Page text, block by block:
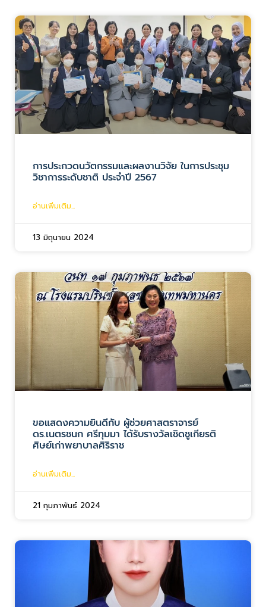
การประกวดนวัตกรรมและผลงานวิจัย ในการประชุม
วิชาการระดับชาติ ประจำปี 2567
อ่านเพิ่มเติม...
13 มิถุนายน 2024
ขอแสดงความยินดีกับ ผู้ช่วยศาสตราจารย์
ดร.เนตรชนก ศรีทุมมา ได้รับรางวัลเชิดชูเกียรติ
ศิษย์เก่าพยาบาลศิริราช
อ่านเพิ่มเติม...
21 กุมภาพันธ์ 2024